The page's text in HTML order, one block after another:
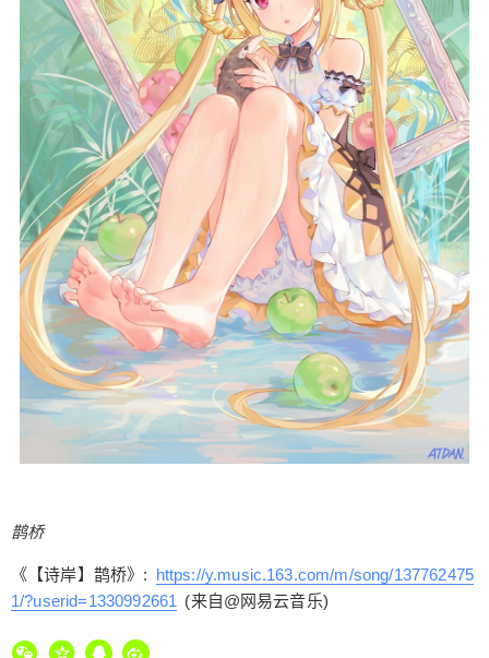
鹊桥
《【诗岸】鹊桥》: https://y.music.163.com/m/song/137762475
1/?userid=1330992661 (来自@网易云音乐)
给undefined打赏
2 元 10 元
20 元 50 元 自定义
付费内容
¥
您没有权限发布内容，请购买会员或者提升权
限。
6位以上
6位以上